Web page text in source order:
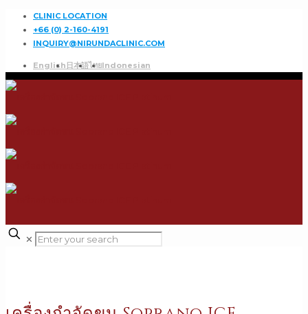
CLINIC LOCATION
+66 (0) 2-160-4191
INQUIRY@NIRUNDACLINIC.COM
English 日本語ไทยIndonesian
✕